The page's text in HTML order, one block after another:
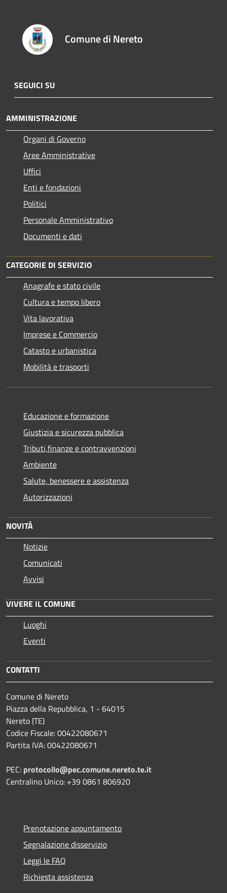
Comune di Nereto
SEGUICI SU
AMMINISTRAZIONE
Organi di Governo
Aree Amministrative
Uffici
Enti e fondazioni
Politici
Personale Amministrativo
Documenti e dati
CATEGORIE DI SERVIZIO
Anagrafe e stato civile
Cultura e tempo libero
Vita lavorativa
Imprese e Commercio
Catasto e urbanistica
Mobilità e trasporti
Educazione e formazione
Giustizia e sicurezza pubblica
Tributi,finanze e contravvenzioni
Ambiente
Salute, benessere e assistenza
Autorizzazioni
NOVITÀ
Notizie
Comunicati
Avvisi
VIVERE IL COMUNE
Luoghi
Eventi
CONTATTI
Comune di Nereto
Piazza della Repubblica, 1 - 64015
Nereto (TE)
Codice Fiscale: 00422080671
Partita IVA: 00422080671
PEC: protocollo@pec.comune.nereto.te.it
Centralino Unico: +39 0861 806920
Prenotazione appuntamento
Segnalazione disservizio
Leggi le FAQ
Richiesta assistenza